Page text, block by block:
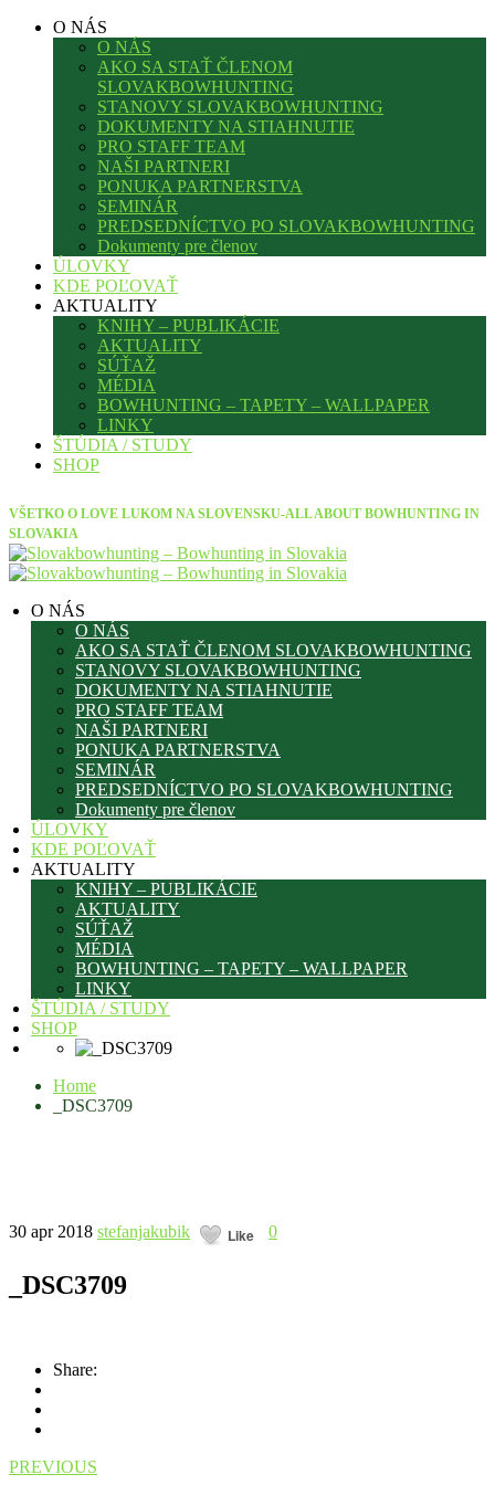
O NÁS
O NÁS
AKO SA STAŤ ČLENOM
SLOVAKBOWHUNTING
STANOVY SLOVAKBOWHUNTING
DOKUMENTY NA STIAHNUTIE
PRO STAFF TEAM
NAŠI PARTNERI
PONUKA PARTNERSTVA
SEMINÁR
PREDSEDNÍCTVO PO SLOVAKBOWHUNTING
Dokumenty pre členov
ÚLOVKY
KDE POĽOVAŤ
AKTUALITY
KNIHY – PUBLIKÁCIE
AKTUALITY
SÚŤAŽ
MÉDIA
BOWHUNTING – TAPETY – WALLPAPER
LINKY
ŠTÚDIA / STUDY
SHOP
VŠETKO O LOVE LUKOM NA SLOVENSKU-ALL ABOUT BOWHUNTING IN
SLOVAKIA
O NÁS
O NÁS
AKO SA STAŤ ČLENOM SLOVAKBOWHUNTING
STANOVY SLOVAKBOWHUNTING
DOKUMENTY NA STIAHNUTIE
PRO STAFF TEAM
NAŠI PARTNERI
PONUKA PARTNERSTVA
SEMINÁR
PREDSEDNÍCTVO PO SLOVAKBOWHUNTING
Dokumenty pre členov
ÚLOVKY
KDE POĽOVAŤ
AKTUALITY
KNIHY – PUBLIKÁCIE
AKTUALITY
SÚŤAŽ
MÉDIA
BOWHUNTING – TAPETY – WALLPAPER
LINKY
ŠTÚDIA / STUDY
SHOP
Home
_DSC3709
30 apr 2018 stefanjakubik Like 0
_DSC3709
Share:
PREVIOUS